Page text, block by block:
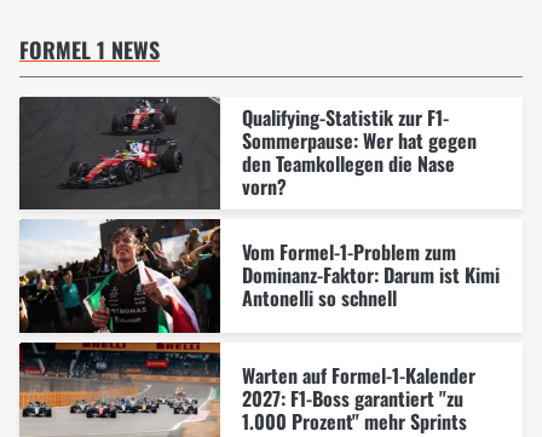
FORMEL 1 NEWS
Qualifying-Statistik zur F1-
Sommerpause: Wer hat gegen
den Teamkollegen die Nase
vorn?
Vom Formel-1-Problem zum
Dominanz-Faktor: Darum ist Kimi
Antonelli so schnell
Warten auf Formel-1-Kalender
2027: F1-Boss garantiert "zu
1.000 Prozent" mehr Sprints